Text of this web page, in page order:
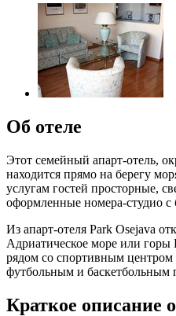
Об отеле
Этот семейный апарт-отель,
находится прямо на берегу
услугам гостей просторные,
оформленные номера-студио
Из апарт-отеля Park Osejava
Адриатическое море или горы
рядом со спортивным
футбольным и баскетбольным
Краткое описание